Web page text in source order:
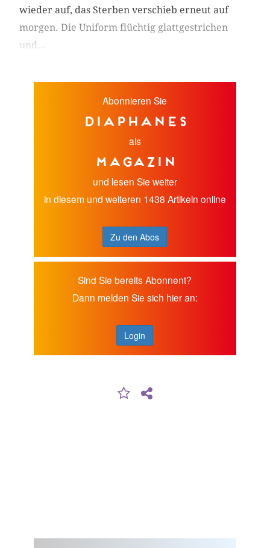
wieder auf, das Sterben verschieb erneut auf
morgen. Die Uniform flüchtig glattgestrichen
und...
Abonnieren Sie
diaphanes
als
Magazin
und lesen Sie weiter
in diesem und weiteren 1438 Artikeln online
Zu den Abos
Sind Sie bereits Abonnent?
Dann melden Sie sich hier an:
Login